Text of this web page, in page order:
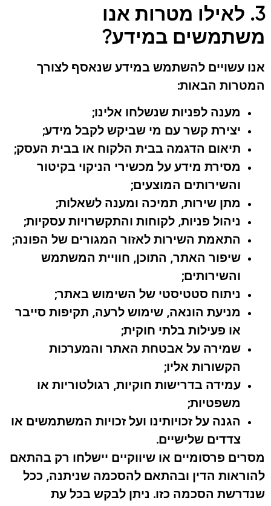
3. לאילו מטרות אנו
משתמשים במידע?
אנו עשויים להשתמש במידע שנאסף לצורך
המטרות הבאות:
מענה לפניות שנשלחו אלינו;
יצירת קשר עם מי שביקש לקבל מידע;
תיאום הדגמה בבית הלקוח או בבית העסק;
מסירת מידע על מכשירי הניקוי בקיטור
והשירותים המוצעים;
מתן שירות, תמיכה ומענה לשאלות;
ניהול פניות, לקוחות והתקשרויות עסקיות;
התאמת השירות לאזור המגורים של הפונה;
שיפור האתר, התוכן, חוויית המשתמש
והשירותים;
ניתוח סטטיסטי של השימוש באתר;
מניעת הונאה, שימוש לרעה, תקיפות סייבר
או פעילות בלתי חוקית;
שמירה על אבטחת האתר והמערכות
הקשורות אליו;
עמידה בדרישות חוקיות, רגולטוריות או
משפטיות;
הגנה על זכויותינו ועל זכויות המשתמשים או
צדדים שלישיים.
מסרים פרסומיים או שיווקיים יישלחו רק בהתאם
להוראות הדין ובהתאם להסכמה שניתנה, ככל
שנדרשת הסכמה כזו. ניתן לבקש בכל עת